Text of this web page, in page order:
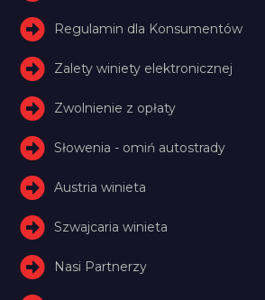
Regulamin dla Konsumentów
Zalety winiety elektronicznej
Zwolnienie z opłaty
Słowenia - omiń autostrady
Austria winieta
Szwajcaria winieta
Nasi Partnerzy